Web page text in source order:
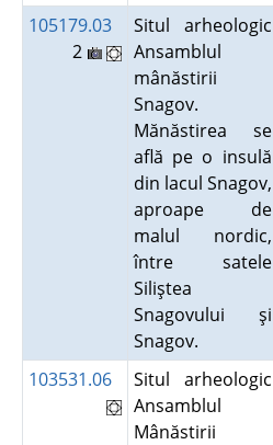
105179.03
2
Situl arheologic
Ansamblul
mânăstirii
Snagov.
Mănăstirea se
află pe o insulă
din lacul Snagov,
aproape de
malul nordic,
între satele
Siliştea
Snagovului şi
Snagov.
103531.06
Situl arheologic
Ansamblul
Mânăstirii